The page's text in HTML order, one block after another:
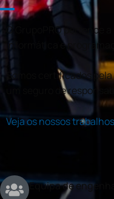
O GrupoPRO pertence
informática e
Somos certificados
um seguro de
Veja os nossos trabalhos
Equipa de